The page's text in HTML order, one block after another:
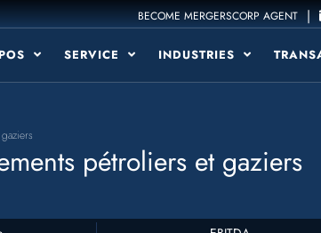
BECOME MERGERSCORP AGENT |
SERVICE INDUSTRIES
pétroliers et gaziers